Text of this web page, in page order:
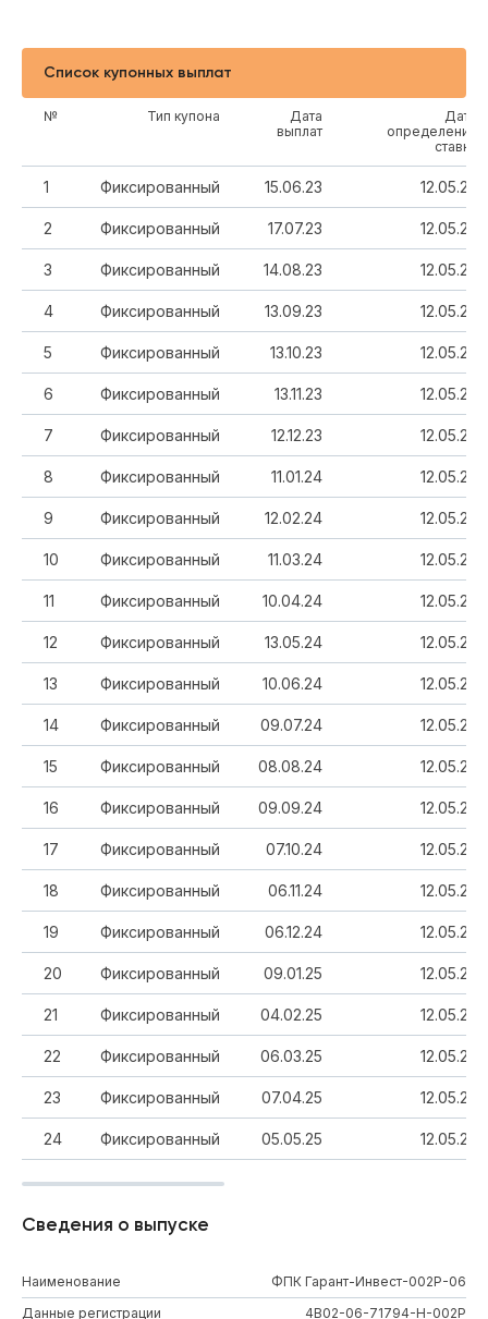
Список купонных выплат
№ Тип купона
Дата
выплат
Дата
определения
ставки
1 Фиксированный 15.06.23 12.05.23
2 Фиксированный 17.07.23 12.05.23
3 Фиксированный 14.08.23 12.05.23
4 Фиксированный 13.09.23 12.05.23
5 Фиксированный 13.10.23 12.05.23
6 Фиксированный 13.11.23 12.05.23
7 Фиксированный 12.12.23 12.05.23
8 Фиксированный 11.01.24 12.05.23
9 Фиксированный 12.02.24 12.05.23
10 Фиксированный 11.03.24 12.05.23
11 Фиксированный 10.04.24 12.05.23
12 Фиксированный 13.05.24 12.05.23
13 Фиксированный 10.06.24 12.05.23
14 Фиксированный 09.07.24 12.05.23
15 Фиксированный 08.08.24 12.05.23
16 Фиксированный 09.09.24 12.05.23
17 Фиксированный 07.10.24 12.05.23
18 Фиксированный 06.11.24 12.05.23
19 Фиксированный 06.12.24 12.05.23
20 Фиксированный 09.01.25 12.05.23
21 Фиксированный 04.02.25 12.05.23
22 Фиксированный 06.03.25 12.05.23
23 Фиксированный 07.04.25 12.05.23
24 Фиксированный 05.05.25 12.05.23
Сведения о выпуске
Наименование
ФПК Гарант-Инвест-002Р-06
Данные регистрации
4B02-06-71794-H-002P